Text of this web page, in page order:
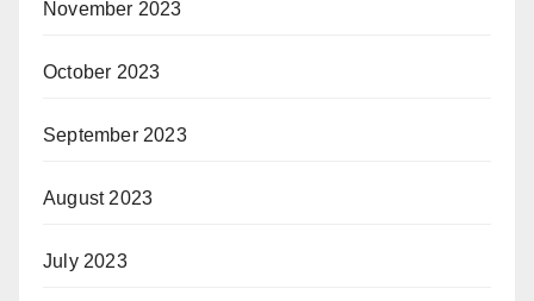
November 2023
October 2023
September 2023
August 2023
July 2023